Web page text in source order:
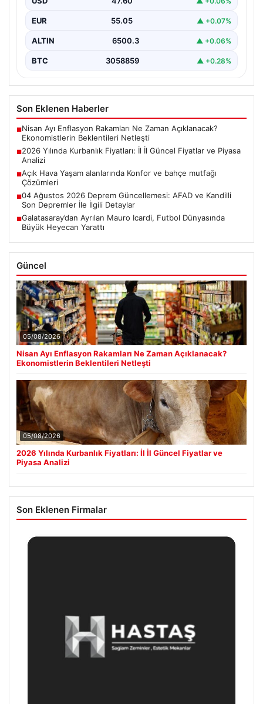
EUR 55.05 ▲ +0.07%
ALTIN 6500.3 ▲ +0.06%
BTC 3058859 ▲ +0.28%
Son Eklenen Haberler
■Nisan Ayı Enflasyon Rakamları Ne Zaman Açıklanacak?
Ekonomistlerin Beklentileri Netleşti
■2026 Yılında Kurbanlık Fiyatları: İl İl Güncel Fiyatlar ve Piyasa
Analizi
■Açık Hava Yaşam alanlarında Konfor ve bahçe mutfağı
Çözümleri
■04 Ağustos 2026 Deprem Güncellemesi: AFAD ve Kandilli
Son Depremler İle İlgili Detaylar
■Galatasaray’dan Ayrılan Mauro Icardi, Futbol Dünyasında
Büyük Heyecan Yarattı
Güncel
05/08/2026
Nisan Ayı Enflasyon Rakamları Ne Zaman Açıklanacak?
Ekonomistlerin Beklentileri Netleşti
05/08/2026
2026 Yılında Kurbanlık Fiyatları: İl İl Güncel Fiyatlar ve
Piyasa Analizi
Son Eklenen Firmalar